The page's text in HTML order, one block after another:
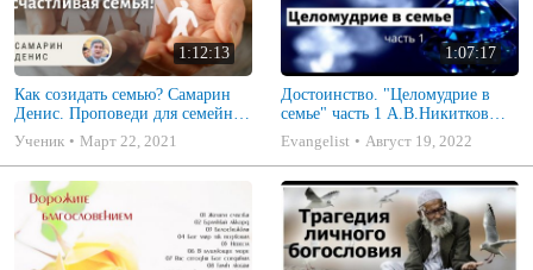
1:12:13
Как созидать семью? Самарин
Денис. Проповеди для семейных
МСЦ ЕХБ
Ученик Март 22, 2021
1:07:17
Достоинство. "Целомудрие в
семье" часть 1 А.В.Никитков
Беседа для семейных МСЦ ЕХБ
Evangelist Август 19, 2022